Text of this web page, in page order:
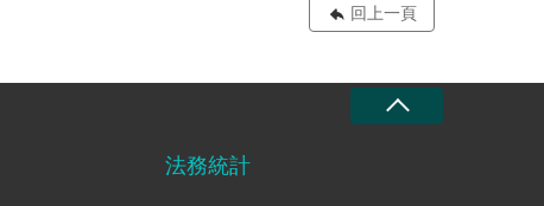
回上一頁
法務統計